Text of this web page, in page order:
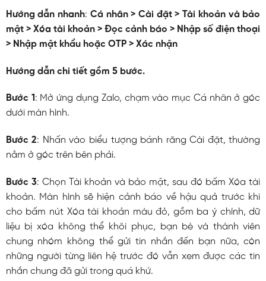
Hướng dẫn nhanh: Cá nhân > Cài đặt > Tài khoản và bảo
mật > Xóa tài khoản > Đọc cảnh báo > Nhập số điện thoại
> Nhập mật khẩu hoặc OTP > Xác nhận
Hướng dẫn chi tiết gồm 5 bước.
Bước 1: Mở ứng dụng Zalo, chạm vào mục Cá nhân ở góc
dưới màn hình.
Bước 2: Nhấn vào biểu tượng bánh răng Cài đặt, thường
nằm ở góc trên bên phải.
Bước 3: Chọn Tài khoản và bảo mật, sau đó bấm Xóa tài
khoản. Màn hình sẽ hiện cảnh báo về hậu quả trước khi
cho bấm nút Xóa tài khoản màu đỏ, gồm ba ý chính, dữ
liệu bị xóa không thể khôi phục, bạn bè và thành viên
chung nhóm không thể gửi tin nhắn đến bạn nữa, còn
những người từng liên hệ trước đó vẫn xem được các tin
nhắn chung đã gửi trong quá khứ.